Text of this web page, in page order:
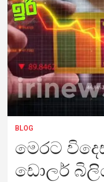
BLOG
මෙරට
ඩොලර්